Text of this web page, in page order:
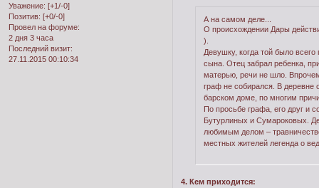
Уважение: [+1/-0]
Позитив: [+0/-0]
Провел на форуме:
2 дня 3 часа
Последний визит:
27.11.2015 00:10:34
А на самом деле...
О происхождении Дары
).
Девушку, когда той было
сына. Отец забрал ребенка,
матерью, речи не шло.
граф не собирался. В деревне
барском доме, по многим
По просьбе графа, его друг и
Бутурлиных и Сумароковых.
любимым делом –
местных жителей легенда о
4. Кем приходится: